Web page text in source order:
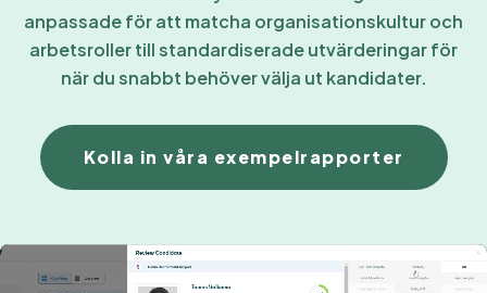
anpassade för att matcha organisationskultur och
arbetsroller till standardiserade utvärderingar för
när du snabbt behöver välja ut kandidater.
Kolla in våra exempelrapporter